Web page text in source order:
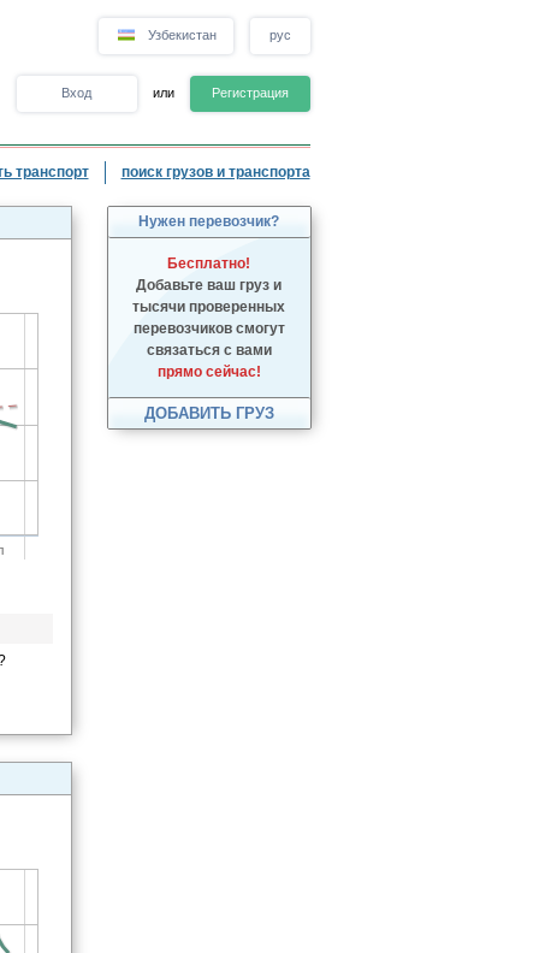
Узбекистан рус
Вход или Регистрация
транспорт поиск грузов и транспорта
Нужен перевозчик?
Бесплатно!
Добавьте ваш груз и
тысячи проверенных
перевозчиков смогут
связаться с вами
прямо сейчас!
ДОБАВИТЬ ГРУЗ